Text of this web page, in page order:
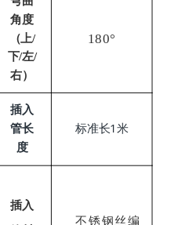
角度
（上/
下/左/
右）
180°
插入
管长
度
标准长1米
插入
不锈钢丝编